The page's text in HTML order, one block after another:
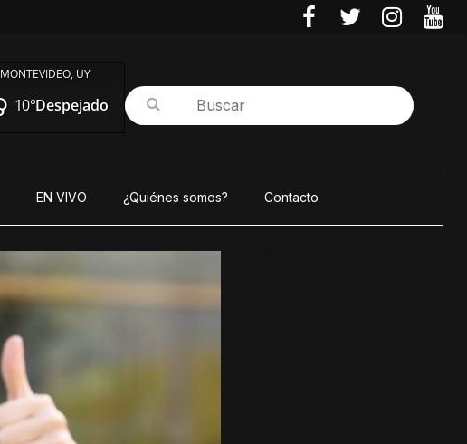
MONTEVIDEO, UY
10°Despejado
EN VIVO ¿Quiénes somos? Contacto